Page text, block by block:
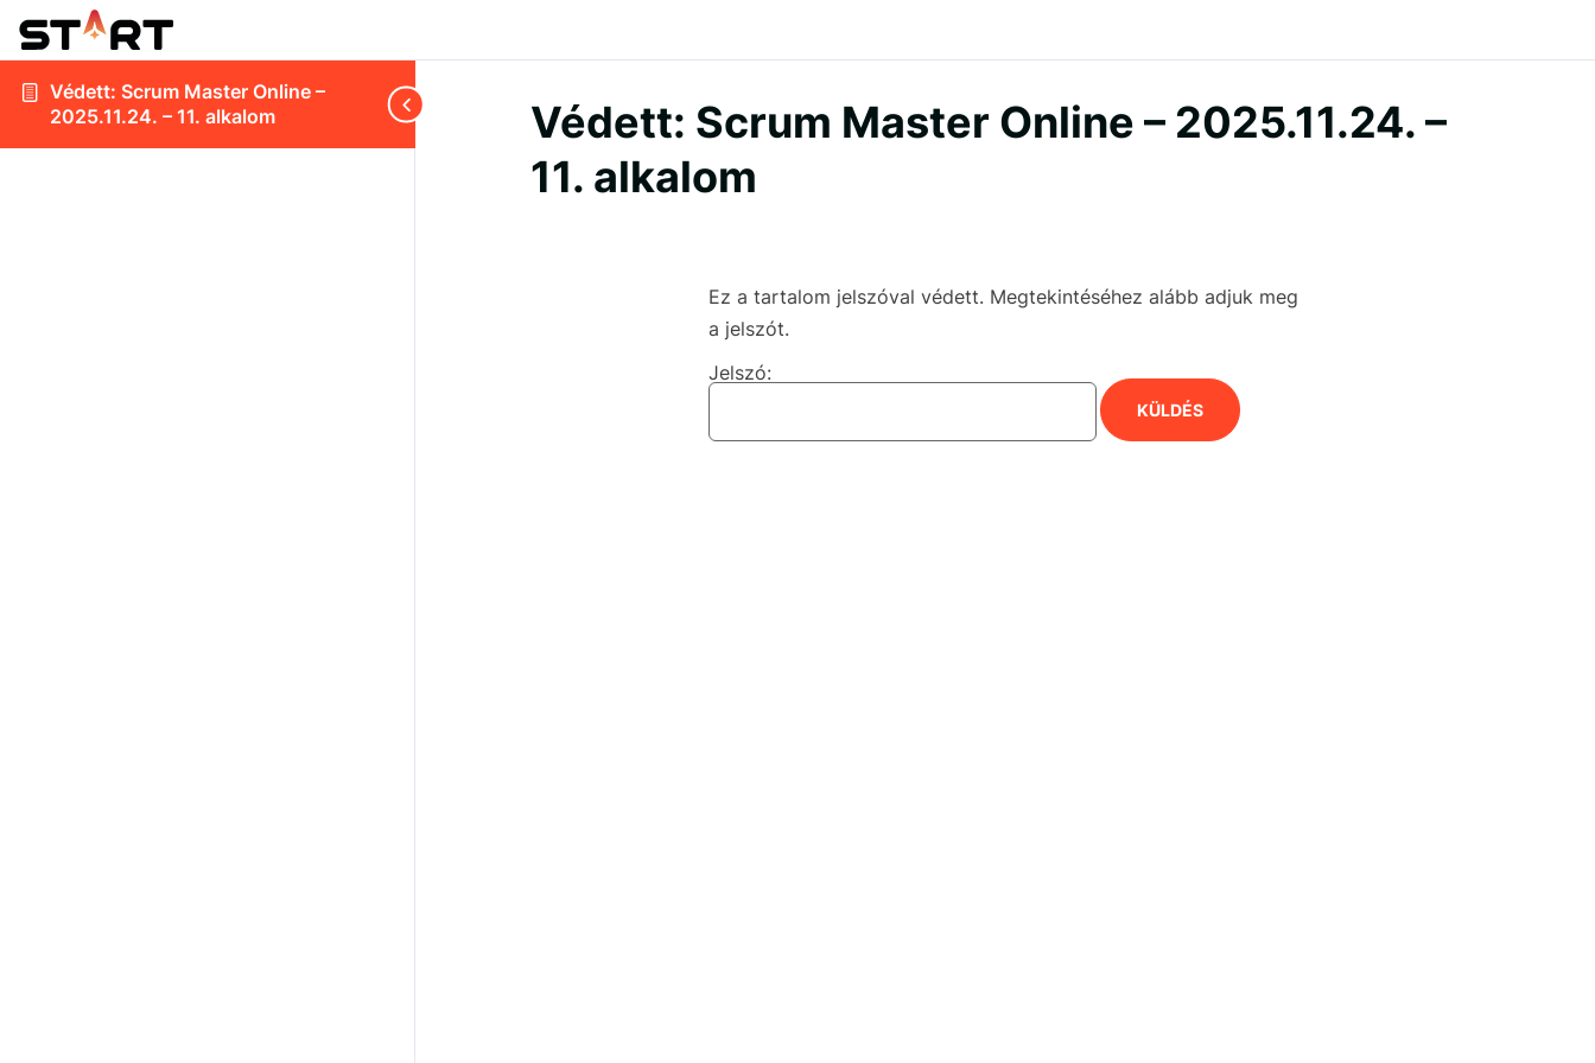
Védett: Scrum Master Online –
2025.11.24. – 11. alkalom
Védett: Scrum Master Online – 2025.11.24. –
11. alkalom
Ez a tartalom jelszóval védett. Megtekintéséhez alább adjuk meg
a jelszót.
Jelszó: